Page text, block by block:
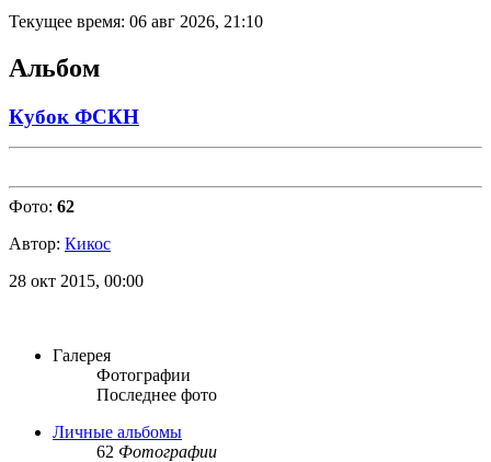
Текущее время: 06 авг 2026, 21:10
Альбом
Кубок ФСКН
Фото: 62
Автор: Кикос
28 окт 2015, 00:00
Галерея
Фотографии
Последнее фото
Личные альбомы
62 Фотографии